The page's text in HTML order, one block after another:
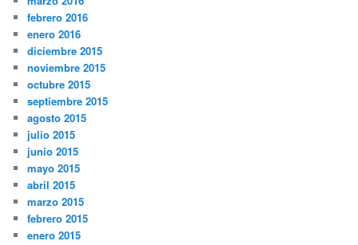
febrero 2016
enero 2016
diciembre 2015
noviembre 2015
octubre 2015
septiembre 2015
agosto 2015
julio 2015
junio 2015
mayo 2015
abril 2015
marzo 2015
febrero 2015
enero 2015